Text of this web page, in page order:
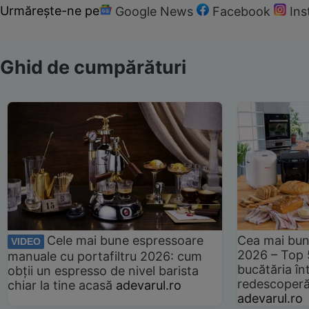
Urmărește-ne pe Google News Facebook
Ghid de cumpărături
VIDEO
Cele mai bune espressoare
manuale cu portafiltru 2026: cum
obții un espresso de nivel barista
chiar la tine acasă adevarul.ro
Cea mai
2026 –
bucătăria
adevarul.ro